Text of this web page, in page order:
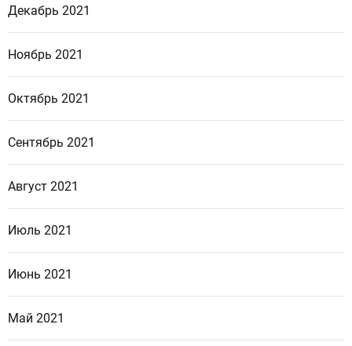
Декабрь 2021
Ноябрь 2021
Октябрь 2021
Сентябрь 2021
Август 2021
Июль 2021
Июнь 2021
Май 2021